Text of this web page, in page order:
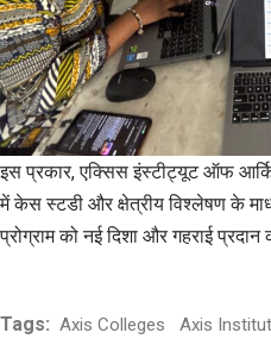
इस प्रकार, एक्सिस इंस्टीट्यूट ऑफ
में केस स्टडी और क्षेत्रीय विश्लेषण के
प्रोग्राम को नई दिशा और गहराई
Tags: Axis Colleges Axis